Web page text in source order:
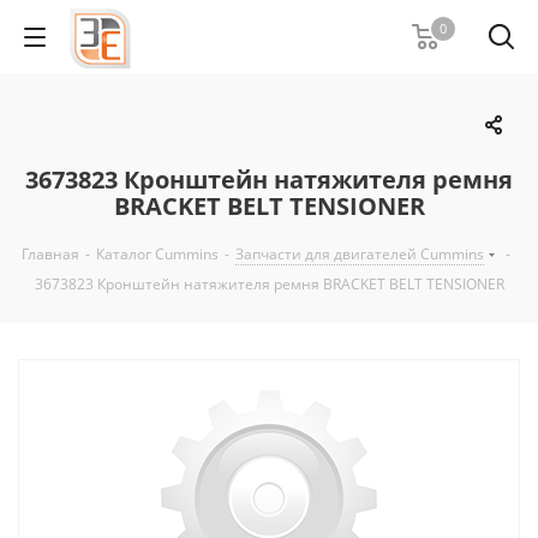
0
3673823 Кронштейн натяжителя ремня
BRACKET BELT TENSIONER
Главная - Каталог Cummins - Запчасти для двигателей Cummins
-
3673823 Кронштейн натяжителя ремня BRACKET BELT TENSIONER